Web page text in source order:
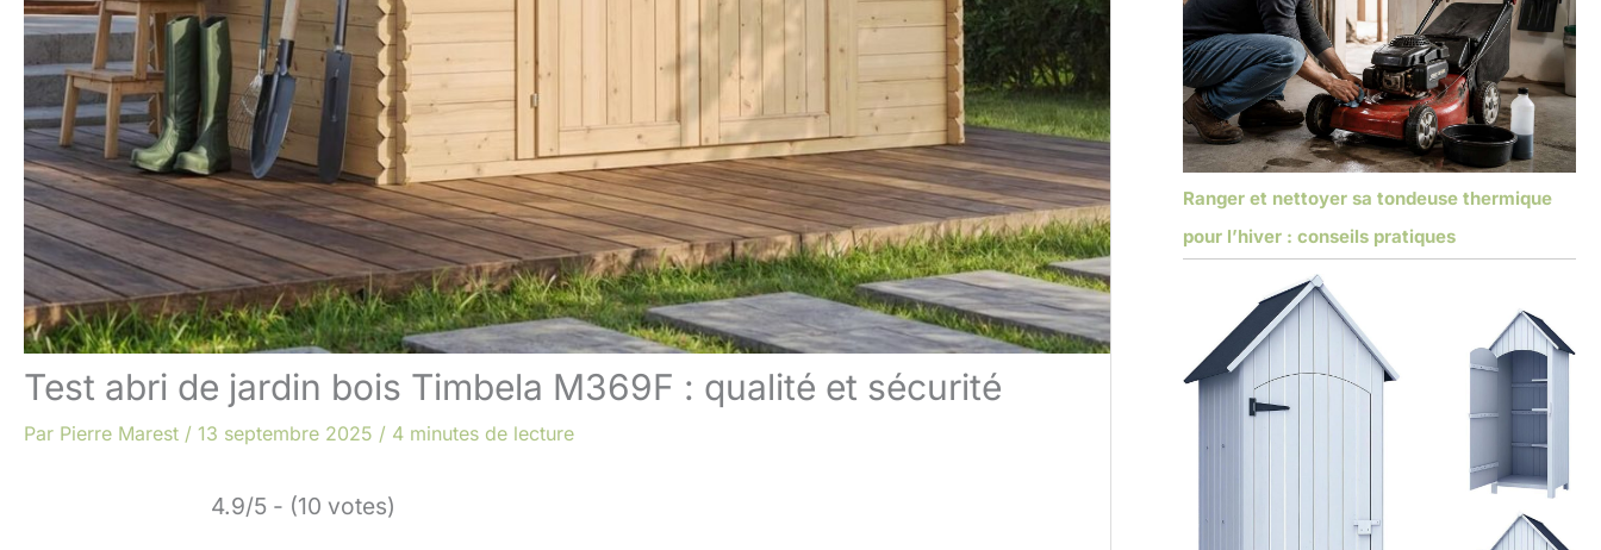
Test abri de jardin bois Timbela M369F : qualité et sécurité
Par Pierre Marest / 13 septembre 2025 / 4 minutes de lecture
4.9/5 - (10 votes)
Ranger et nettoyer sa tondeuse thermique
pour l’hiver : conseils pratiques